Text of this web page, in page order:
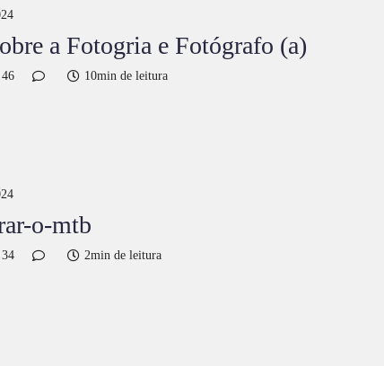
a Fotogria e Fotógrafo (a)
46 10min de leitura
o-mtb
34 2min de leitura